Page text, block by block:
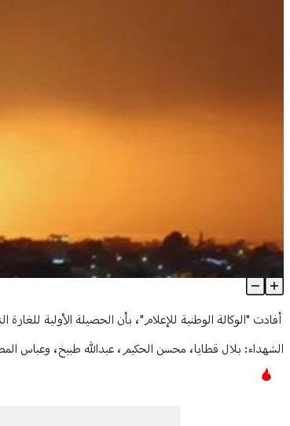
استشهاد مدير مستشفى في غارة على دورس
Article Content
أفادت "الوكالة الوطنية للإعلام"، بأن الحصيلة الأولية
الشهداء: بلال قطايا، محسن الحكيم، عبدالله طبيخ، وعباس